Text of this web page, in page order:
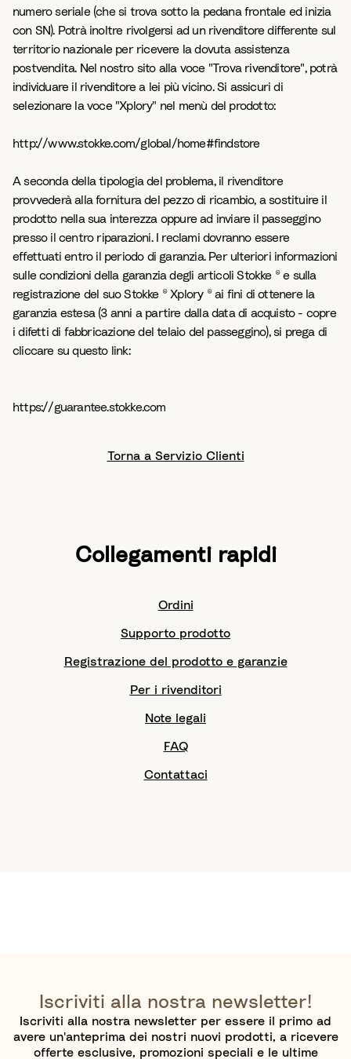
numero seriale (che si trova sotto la pedana frontale ed inizia
con SN). Potrà inoltre rivolgersi ad un rivenditore differente sul
territorio nazionale per ricevere la dovuta assistenza
postvendita. Nel nostro sito alla voce "Trova rivenditore", potrà
individuare il rivenditore a lei più vicino. Si assicuri di
selezionare la voce "Xplory" nel menù del prodotto:
http://www.stokke.com/global/home#findstore
A seconda della tipologia del problema, il rivenditore
provvederà alla fornitura del pezzo di ricambio, a sostituire il
prodotto nella sua interezza oppure ad inviare il passeggino
presso il centro riparazioni. I reclami dovranno essere
effettuati entro il periodo di garanzia. Per ulteriori informazioni
sulle condizioni della garanzia degli articoli Stokke ® e sulla
registrazione del suo Stokke ® Xplory ® ai fini di ottenere la
garanzia estesa (3 anni a partire dalla data di acquisto - copre
i difetti di fabbricazione del telaio del passeggino), si prega di
cliccare su questo link:
https://guarantee.stokke.com
Torna a Servizio Clienti
Collegamenti rapidi
Ordini
Supporto prodotto
Registrazione del prodotto e garanzie
Per i rivenditori
Note legali
FAQ
Contattaci
Iscriviti alla nostra newsletter!
Iscriviti alla nostra newsletter per essere il primo ad
avere un'anteprima dei nostri nuovi prodotti, a ricevere
offerte esclusive, promozioni speciali e le ultime